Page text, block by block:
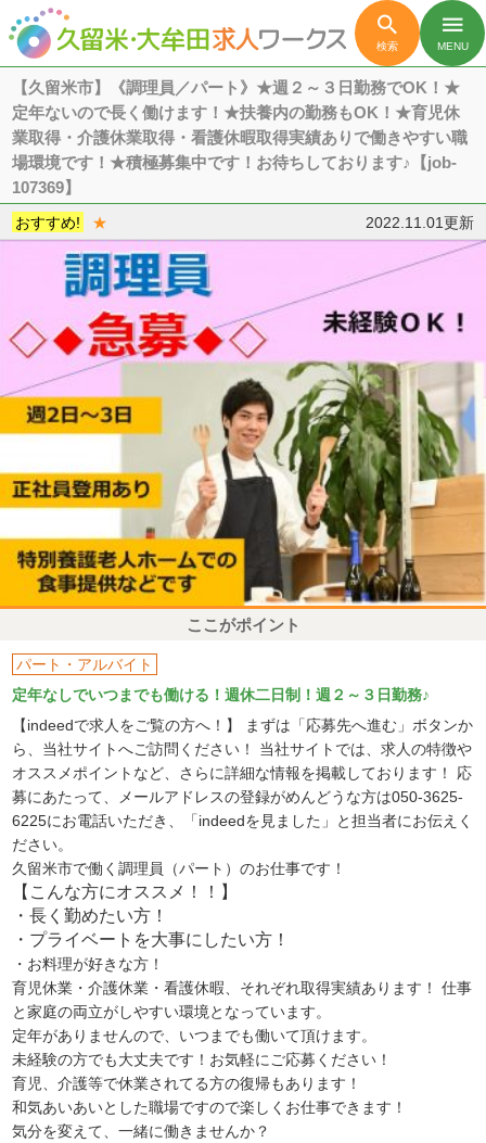

検索
menu
MENU
【久留米市】《調理員／パート》★週２～３日勤務でOK！★
定年ないので長く働けます！★扶養内の勤務もOK！★育児休
業取得・介護休業取得・看護休暇取得実績ありで働きやすい職
場環境です！★積極募集中です！お待ちしております♪【job-
107369】
おすすめ! ★ 2022.11.01更新
ここがポイント
パート・アルバイト
定年なしでいつまでも働ける！週休二日制！週２～３日勤務♪
【indeedで求人をご覧の方へ！】 まずは「応募先へ進む」ボタンか
ら、当社サイトへご訪問ください！ 当社サイトでは、求人の特徴や
オススメポイントなど、さらに詳細な情報を掲載しております！ 応
募にあたって、メールアドレスの登録がめんどうな方は050-3625-
6225にお電話いただき、「indeedを見ました」と担当者にお伝えく
ださい。
久留米市で働く調理員（パート）のお仕事です！
【こんな方にオススメ！！】
・長く勤めたい方！
・プライベートを大事にしたい方！
・お料理が好きな方！
育児休業・介護休業・看護休暇、それぞれ取得実績あります！ 仕事
と家庭の両立がしやすい環境となっています。
定年がありませんので、いつまでも働いて頂けます。
未経験の方でも大丈夫です！お気軽にご応募ください！
育児、介護等で休業されてる方の復帰もあります！
和気あいあいとした職場ですので楽しくお仕事できます！
気分を変えて、一緒に働きませんか？